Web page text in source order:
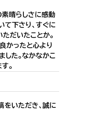
晴らしさに感動
て下さり、すぐに
だいたことか。
かったと心より
した。なかなかこ
。
いただき、誠に